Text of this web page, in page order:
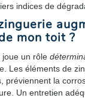
indices de
mon toit ?
joue un rôle
Les éléments de
préviennent la
Un entretien